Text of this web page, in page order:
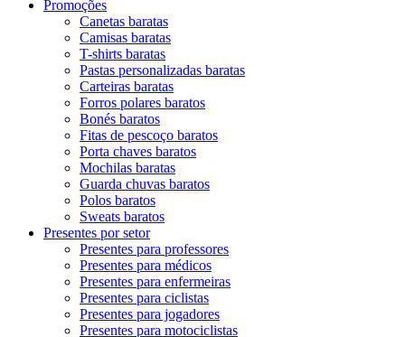
Promoções
Canetas baratas
Camisas baratas
T-shirts baratas
Pastas personalizadas baratas
Carteiras baratas
Forros polares baratos
Bonés baratos
Fitas de pescoço baratos
Porta chaves baratos
Mochilas baratas
Guarda chuvas baratos
Polos baratos
Sweats baratos
Presentes por setor
Presentes para professores
Presentes para médicos
Presentes para enfermeiras
Presentes para ciclistas
Presentes para jogadores
Presentes para motociclistas